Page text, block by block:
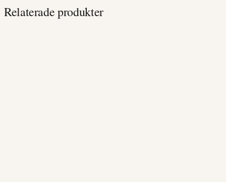
Relaterade produkter